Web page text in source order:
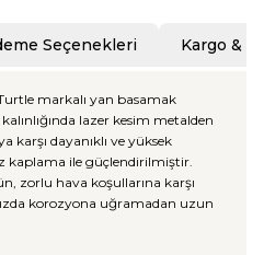
Seçenekleri Kargo &
markalı yan basamak
lazer kesim metalden
karşı dayanıklı ve yüksek
kaplama ile güçlendirilmiştir.
zorlu hava koşullarına karşı
korozyona uğramadan uzun